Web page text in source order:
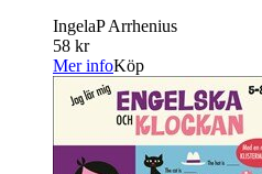
IngelaP Arrhenius
58 kr
Mer infoKöp